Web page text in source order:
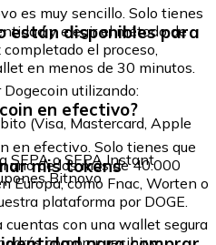
es muy sencillo. Solo tienes
y elegir el método de
el proceso,
en menos de 30 minutos.
están disponibles para
utilizando:
(Visa, Mastercard, Apple
SEPA o SEPA Instant
Bitnovo
en efectivo?
en efectivo. Solo tienes que
uno de los más de 40.000
Europa, como Fnac, Worten o
plataforma por DOGE.
mis tokens
con una wallet segura